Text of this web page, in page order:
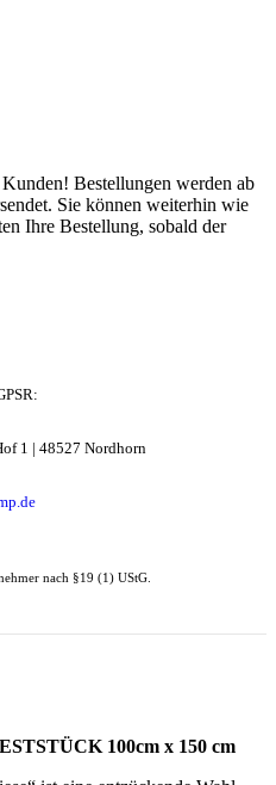
Bestellungen werden ab
Sie können weiterhin wie
Ihre Bestellung, sobald der
1 | 48527 Nordhorn
nach §19 (1) UStG.
100cm x 150 cm